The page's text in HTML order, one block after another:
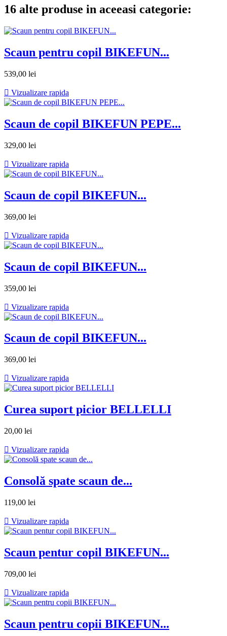
16 alte produse in aceeasi categorie:
Scaun pentru copil BIKEFUN...
539,00 lei
 Vizualizare rapida
Scaun de copil BIKEFUN PEPE...
329,00 lei
 Vizualizare rapida
Scaun de copil BIKEFUN...
369,00 lei
 Vizualizare rapida
Scaun de copil BIKEFUN...
359,00 lei
 Vizualizare rapida
Scaun de copil BIKEFUN...
369,00 lei
 Vizualizare rapida
Curea suport picior BELLELLI
20,00 lei
 Vizualizare rapida
Consolă spate scaun de...
119,00 lei
 Vizualizare rapida
Scaun pentur copil BIKEFUN...
709,00 lei
 Vizualizare rapida
Scaun pentru copii BIKEFUN...